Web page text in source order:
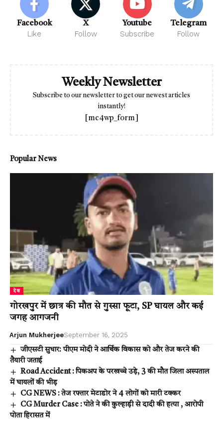
Facebook
Like
X
Follow
Youtube
Subscribe
Telegram
Follow
Weekly Newsletter
Subscribe to our newsletter to get our newest articles
instantly!
[mc4wp_form]
Popular News
देश
गोरखपुर में छात्र की मौत से गुस्सा फूटा, SP घायल और कई
जगह आगजनी
Arjun MukherjeeSeptember 16, 2025
जीएसटी सुधार: पीएम मोदी ने आर्थिक विकास को और तेज करने की
तैयारी जताई
Road Accident : पिकअप के परखच्चे उड़े, 3 की मौत जिला अस्पताल
में घायलों की भीड़
CG NEWS : तेज रफ्तार मेटाडोर ने 4 लोगों को मारी टक्कर
CG Murder Case : पोते ने की कुल्हाड़ी से दादी की हत्या , आरोपी
पोता हिरासत में